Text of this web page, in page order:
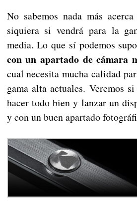
No sabemos nada más
siquiera si vendrá para la
media. Lo que sí podemos
con un apartado de cámara
cual necesita mucha calidad
gama alta actuales. Veremos
hacer todo bien y lanzar un
y con un buen apartado